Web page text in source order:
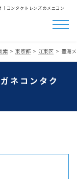
│コンタクトレンズのメニコン
索 東京都 江東区 豊洲
ネコンタク